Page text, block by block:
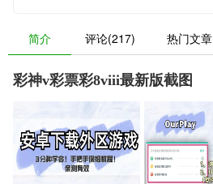
简介 评论(217) 热门文章
彩神v彩票彩8viii最新版截图